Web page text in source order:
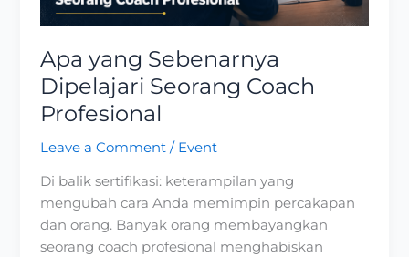
Apa yang Sebenarnya
Dipelajari Seorang Coach
Profesional
Leave a Comment / Event
Di balik sertifikasi: keterampilan yang
mengubah cara Anda memimpin percakapan
dan orang. Banyak orang membayangkan
seorang coach profesional menghabiskan